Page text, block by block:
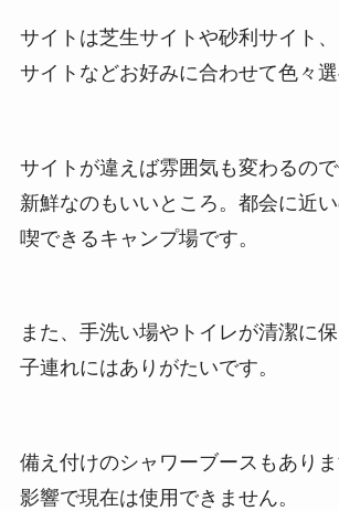
サイトは芝生サイトや砂利サイト
サイト などお好みに合わせて色々選
サイトが違えば雰囲気も変わるの
新鮮なのもいいところ。都会に近
喫できるキャンプ場です。
また、 手洗い場やトイレが清潔に
子連れにはありがたいです。
備え付けのシャワーブースもあり
影響で現在は使用できません。